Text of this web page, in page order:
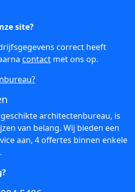
site?
correct heeft
contact met ons op.
architectenbureau, is
van belang. Wij bieden een
aan, 4 offertes binnen enkele